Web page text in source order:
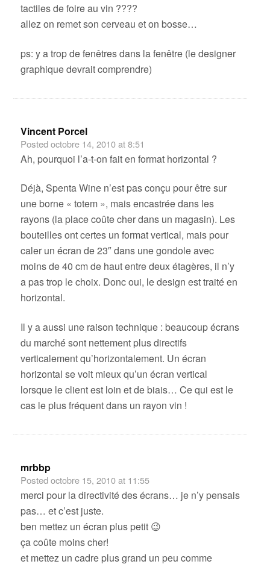
tactiles de foire au vin ????
allez on remet son cerveau et on bosse…
ps: y a trop de fenêtres dans la fenêtre (le designer
graphique devrait comprendre)
Vincent Porcel
Postedoctobre 14, 2010 at 8:51
Ah, pourquoi l’a-t-on fait en format horizontal ?
Déjà, Spenta Wine n’est pas conçu pour être sur
une borne « totem », mais encastrée dans les
rayons (la place coûte cher dans un magasin). Les
bouteilles ont certes un format vertical, mais pour
caler un écran de 23″ dans une gondole avec
moins de 40 cm de haut entre deux étagères, il n’y
a pas trop le choix. Donc oui, le design est traité en
horizontal.
Il y a aussi une raison technique : beaucoup écrans
du marché sont nettement plus directifs
verticalement qu’horizontalement. Un écran
horizontal se voit mieux qu’un écran vertical
lorsque le client est loin et de biais… Ce qui est le
cas le plus fréquent dans un rayon vin !
mrbbp
Postedoctobre 15, 2010 at 11:55
merci pour la directivité des écrans… je n’y pensais
pas… et c’est juste.
ben mettez un écran plus petit 😉
ça coûte moins cher!
et mettez un cadre plus grand un peu comme